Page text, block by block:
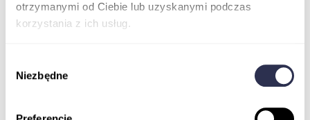
otrzymanymi od Ciebie lub uzyskanymi podczas
korzystania z ich usług.
zgody
Niezbędne